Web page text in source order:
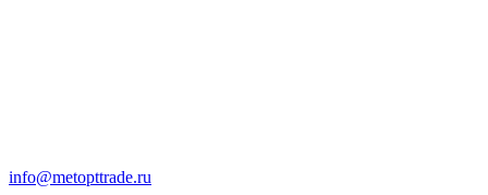
info@metopttrade.ru